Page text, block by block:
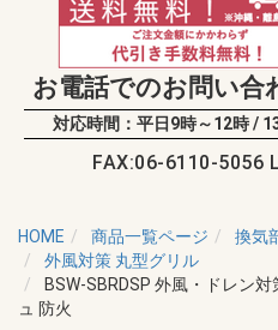
お電話でのお問い合
対応時間：平日9時～12時 /
FAX:06-6110-5056
HOME 商品一覧ページ
換気
外風対策 丸型グリル
BSW-SBRDSP 外風・ドレン
ュ 防火